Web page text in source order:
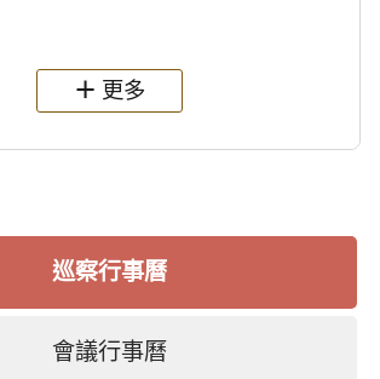
過世後，總統府於89年間函請其家屬
繼續留住
更多
巡察行事曆
會議行事曆